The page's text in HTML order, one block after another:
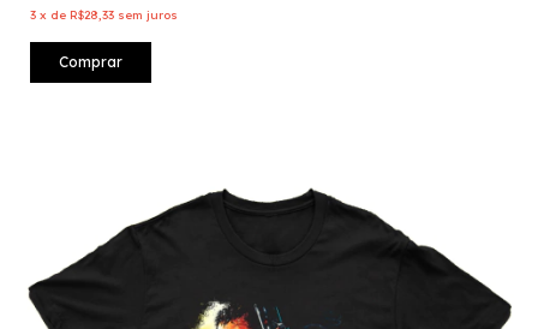
3 x de R$28,33 sem juros
Comprar